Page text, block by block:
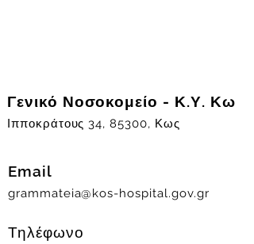
Γενικό Νοσοκομείο - Κ.Υ. Κω
Ιπποκράτους 34, 85300, Κως
Email
grammateia@kos-hospital.gov.gr
Τηλέφωνο